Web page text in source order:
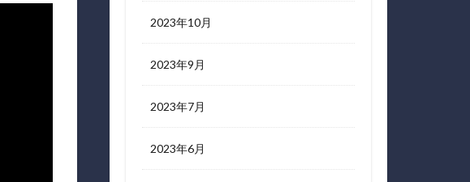
2023年10月
2023年9月
2023年7月
2023年6月